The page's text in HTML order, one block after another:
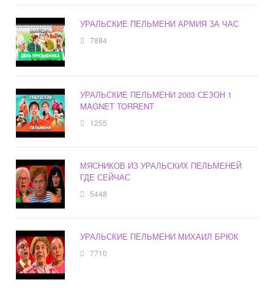
УРАЛЬСКИЕ ПЕЛЬМЕНИ АРМИЯ ЗА ЧАС
7884
УРАЛЬСКИЕ ПЕЛЬМЕНИ 2003 СЕЗОН 1
MAGNET TORRENT
1255
МЯСНИКОВ ИЗ УРАЛЬСКИХ ПЕЛЬМЕНЕЙ
ГДЕ СЕЙЧАС
5448
УРАЛЬСКИЕ ПЕЛЬМЕНИ МИХАИЛ БРЮК
7710